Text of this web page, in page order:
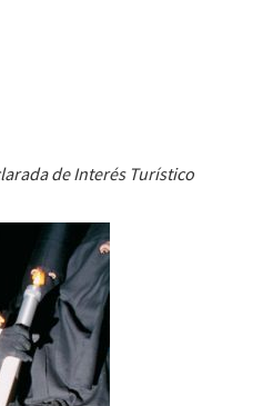
de Interés Turístico